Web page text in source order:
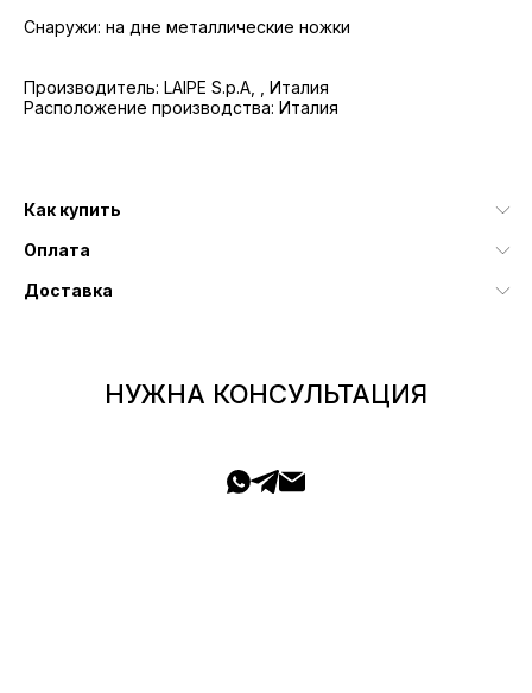
Снаружи: на дне металлические ножки
Производитель: LAIPE S.p.A, , Италия
Расположение производства: Италия
Как купить
Оплата
Доставка
НУЖНА КОНСУЛЬТАЦИЯ